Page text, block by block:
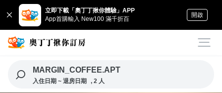
立即下載「奧丁丁揪你體驗」APP
App首購輸入 New100 滿千折百
開啟
MARGIN_COFFEE.APT
入住日期 ~ 退房日期 , 2 人